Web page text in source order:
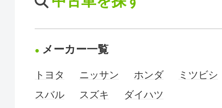
メーカー一覧
トヨタ ニッサン ホンダ
ミツビシ
スバル
スズキ ダイハツ